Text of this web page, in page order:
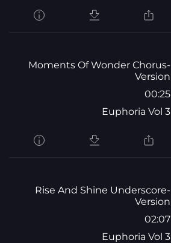
Moments Of Wonder Chorus-
Version
00:25
Euphoria Vol 3
Rise And Shine Underscore-
Version
02:07
Euphoria Vol 3